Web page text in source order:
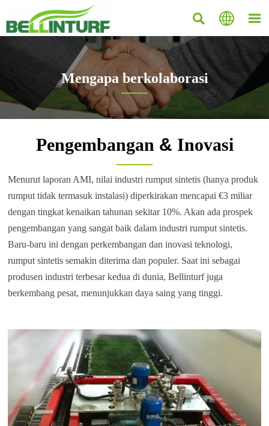
  
Mengapa berkolaborasi

Pengembangan & Inovasi
Menurut laporan AMI, nilai industri rumput sintetis (hanya produk
rumput tidak termasuk instalasi) diperkirakan mencapai €3 miliar
dengan tingkat kenaikan tahunan sekitar 10%. Akan ada prospek
pengembangan yang sangat baik dalam industri rumput sintetis.
Baru-baru ini dengan perkembangan dan inovasi teknologi,
rumput sintetis semakin diterima dan populer. Saat ini sebagai
produsen industri terbesar kedua di dunia, Bellinturf juga
berkembang pesat, menunjukkan daya saing yang tinggi.